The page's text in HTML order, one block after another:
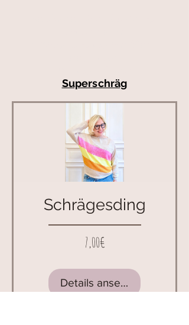
Superschräg
Schrägesding
7,00€Preis
Details ansehen